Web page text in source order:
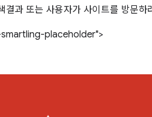
결과 또는 사용자가 사이트를 방문
placeholder">